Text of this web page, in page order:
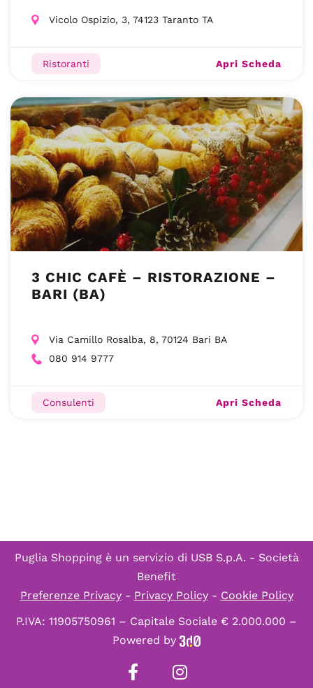
Vicolo Ospizio, 3, 74123 Taranto TA
Ristoranti Apri Scheda
3 CHIC CAFÈ – RISTORAZIONE –
BARI (BA)
Via Camillo Rosalba, 8, 70124 Bari BA
080 914 9777
Consulenti Apri Scheda
Puglia Shopping è un servizio di USB S.p.A. - Società
Benefit
Preferenze Privacy- Privacy Policy- Cookie Policy
P.IVA: 11905750961 – Capitale Sociale € 2.000.000 –
Powered by